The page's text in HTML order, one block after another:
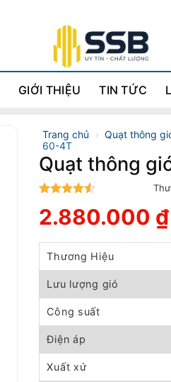
GIỚI THIỆU TIN TỨC
Trang chủ › Quạt thông
60-4T
Quạt thông
4.5
gốc
là:
3.600.000 ₫.
2.880.000 ₫
hiện
tại
2.880.000 ₫.
Thương Hiệu
Lưu lượng gió
Công suất
Điện áp
Xuất xứ